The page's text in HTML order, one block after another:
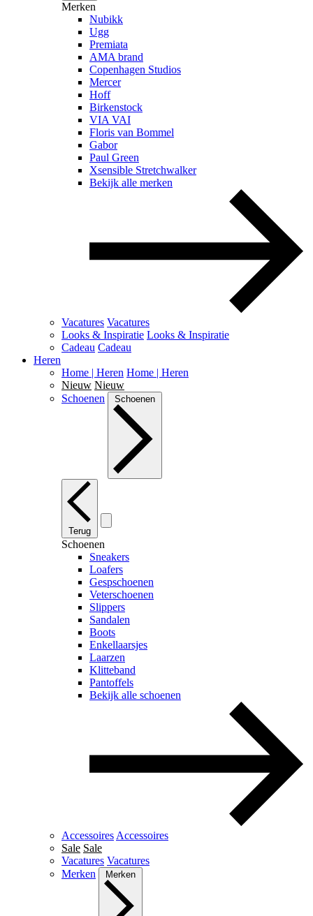
Merken
Nubikk
Ugg
Premiata
AMA brand
Copenhagen Studios
Mercer
Hoff
Birkenstock
VIA VAI
Floris van Bommel
Gabor
Paul Green
Xsensible Stretchwalker
Bekijk alle merken
Vacatures Vacatures
Looks & Inspiratie Looks & Inspiratie
Cadeau Cadeau
Heren
Home | Heren Home | Heren
Nieuw Nieuw
Schoenen
Schoenen
Terug
Schoenen
Sneakers
Loafers
Gespschoenen
Veterschoenen
Slippers
Sandalen
Boots
Enkellaarsjes
Laarzen
Klitteband
Pantoffels
Bekijk alle schoenen
Accessoires Accessoires
Sale Sale
Vacatures Vacatures
Merken
Merken